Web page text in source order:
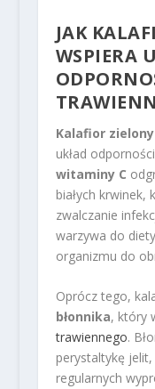
JAK
WSPIERA
Kalafior zielony
układ
witaminy C
białych krwinek,
zwalczanie
warzywa do
organizmu do
Oprócz tego,
błonnika, który
trawiennego.
perystaltykę
regularnych